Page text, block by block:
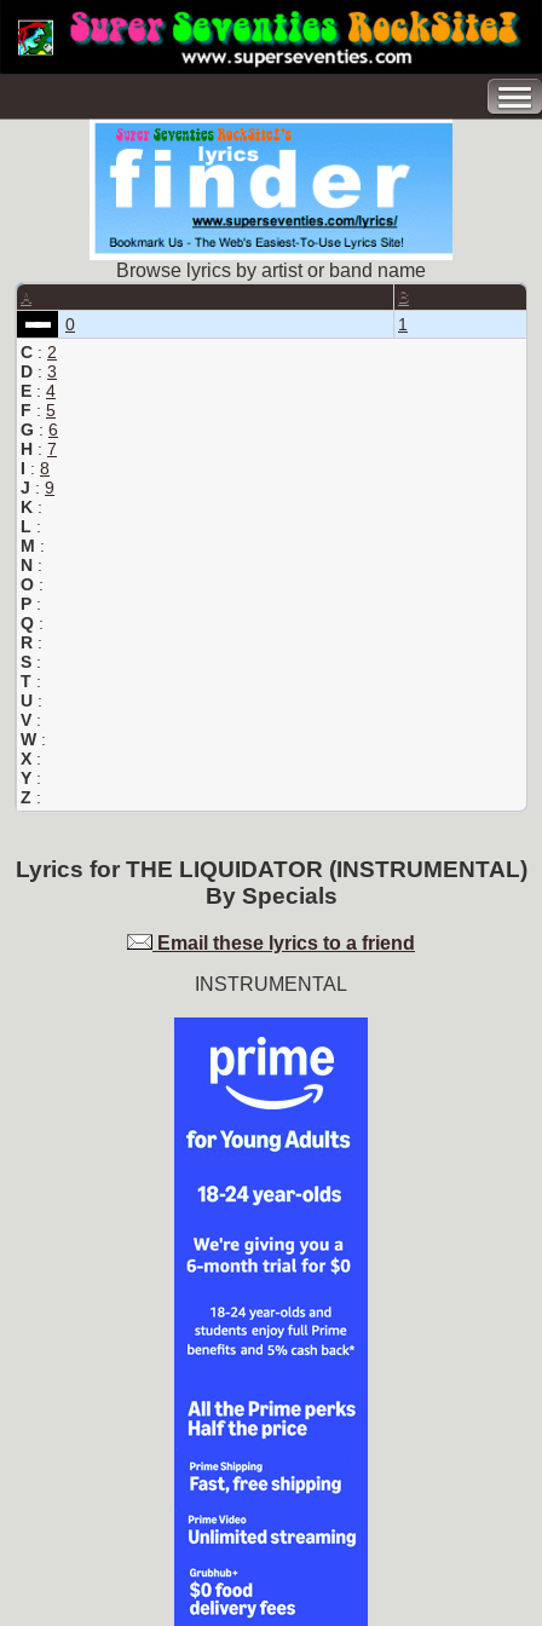
Browse lyrics by artist or band name
A B
0
1
C : 2
D : 3
E : 4
F : 5
G : 6
H : 7
I : 8
J : 9
K :
L :
M :
N :
O :
P :
Q :
R :
S :
T :
U :
V :
W :
X :
Y :
Z :
Lyrics for THE LIQUIDATOR (INSTRUMENTAL)
By Specials
Email these lyrics to a friend
INSTRUMENTAL